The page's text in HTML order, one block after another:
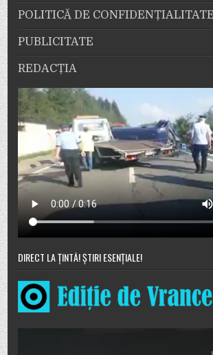
POLITICĂ DE CONFIDENȚIALITATE
PUBLICITATE
REDACȚIA
DIRECT LA ȚINTĂ! ȘTIRI ESENȚIALE!